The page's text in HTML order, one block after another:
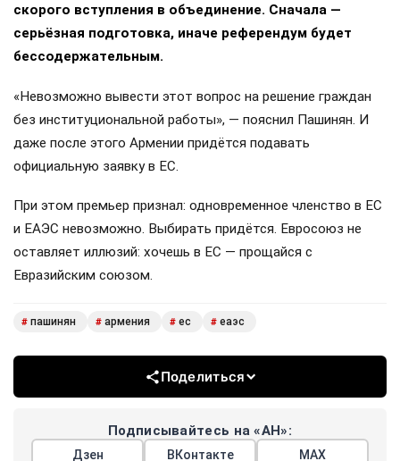
скорого вступления в объединение. Сначала —
серьёзная подготовка, иначе референдум будет
бессодержательным.
«Невозможно вывести этот вопрос на решение граждан
без институциональной работы», — пояснил Пашинян. И
даже после этого Армении придётся подавать
официальную заявку в ЕС.
При этом премьер признал: одновременное членство в ЕС
и ЕАЭС невозможно. Выбирать придётся. Евросоюз не
оставляет иллюзий: хочешь в ЕС — прощайся с
Евразийским союзом.
# пашинян # армения # ес # еаэс
Поделиться
Подписывайтесь на «АН»:
Дзен ВКонтакте МАХ